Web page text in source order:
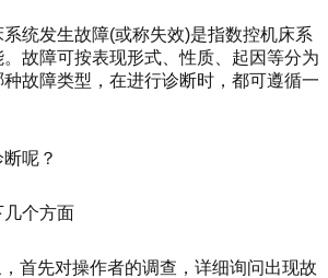
统发生故障(或称失效)是指数控机床系
故障可按表现形式、性质、起因等分为
故障类型，在进行诊断时，都可遵循一
呢？
几个方面
首先对操作者的调查，详细询问出现故